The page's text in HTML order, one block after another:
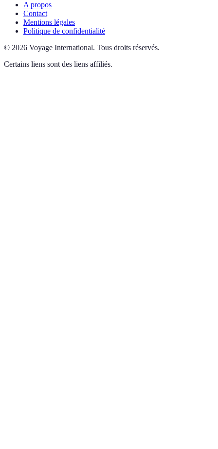
A propos
Contact
Mentions légales
Politique de confidentialité
© 2026 Voyage International. Tous droits réservés.
Certains liens sont des liens affiliés.